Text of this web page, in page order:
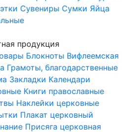
Сувениры Сумки Яйца
продукция
Блокноты Вифлеемская
Грамоты, благодарственные
Закладки Календари
Книги православные
Наклейки церковные
Плакат церковный
Присяга церковная